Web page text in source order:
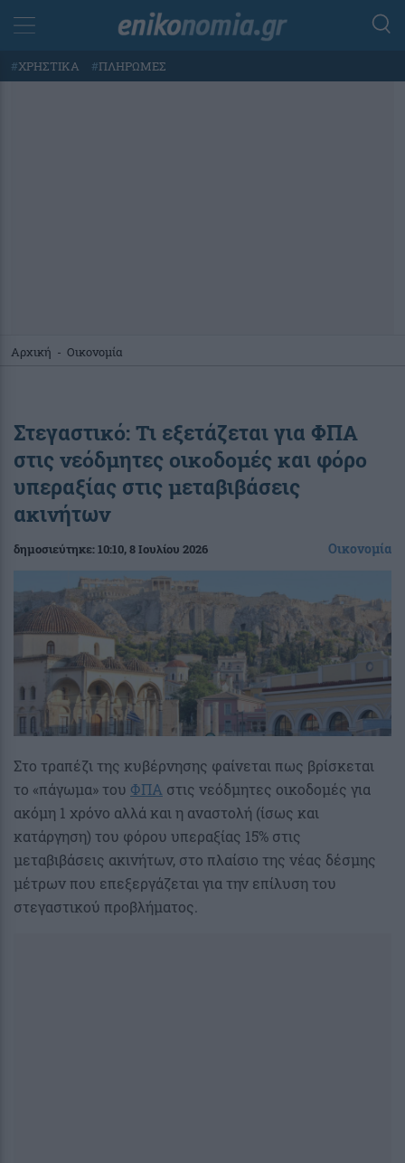
#ΧΡΗΣΤΙΚΑ #ΠΛΗΡΩΜΕΣ
Αρχική - Οικονομία
Στεγαστικό: Τι εξετάζεται για ΦΠΑ
στις νεόδμητες οικοδομές και φόρο
υπεραξίας στις μεταβιβάσεις
ακινήτων
δημοσιεύτηκε:10:10, 8 Ιουλίου 2026 Οικονομία
Στο τραπέζι της κυβέρνησης φαίνεται πως βρίσκεται
το «πάγωμα» του ΦΠΑ στις νεόδμητες οικοδομές για
ακόμη 1 χρόνο αλλά και η αναστολή (ίσως και
κατάργηση) του φόρου υπεραξίας 15% στις
μεταβιβάσεις ακινήτων, στο πλαίσιο της νέας δέσμης
μέτρων που επεξεργάζεται για την επίλυση του
στεγαστικού προβλήματος.